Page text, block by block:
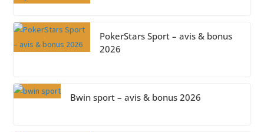
PokerStars Sport – avis & bonus
2026
Bwin sport – avis & bonus 2026